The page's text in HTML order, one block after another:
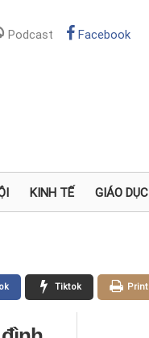
Podcast Facebook
KINH TẾ GIÁO DỤC
Print
Tiktok